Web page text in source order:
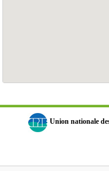
Union nationale